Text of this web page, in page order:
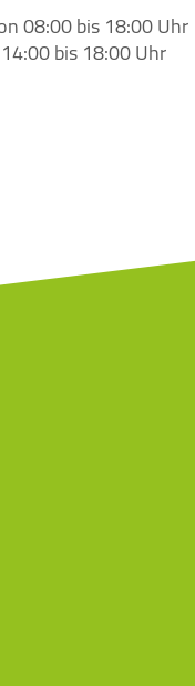
08:00 bis 18:00 Uhr
bis 18:00 Uhr